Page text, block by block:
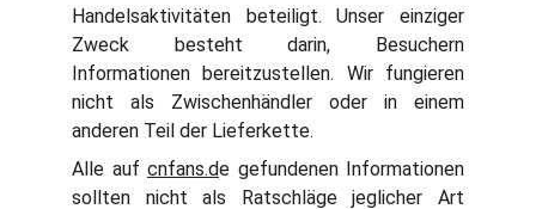
Handelsaktivitäten beteiligt. Unser einziger
Zweck besteht darin, Besuchern
Informationen bereitzustellen. Wir fungieren
nicht als Zwischenhändler oder in einem
anderen Teil der Lieferkette.
Alle auf cnfans.de gefundenen Informationen
sollten nicht als Ratschläge jeglicher Art